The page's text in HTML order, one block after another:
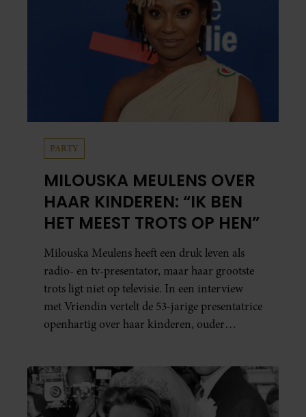
PARTY
MILOUSKA MEULENS OVER
HAAR KINDEREN: “IK BEN
HET MEEST TROTS OP HEN”
Milouska Meulens heeft een druk leven als
radio- en tv-presentator, maar haar grootste
trots ligt niet op televisie. In een interview
met Vriendin vertelt de 53-jarige presentatrice
openhartig over haar kinderen, ouder
welke levenslessen haar vandaag de dag het
meest bezighouden.